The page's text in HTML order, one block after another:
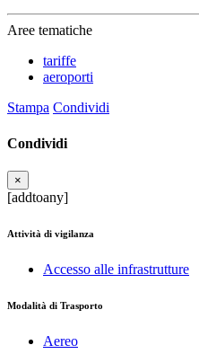
Aree tematiche
tariffe
aeroporti
Stampa Condividi
Condividi
×
[addtoany]
Attività di vigilanza
Accesso alle infrastrutture
Modalità di Trasporto
Aereo